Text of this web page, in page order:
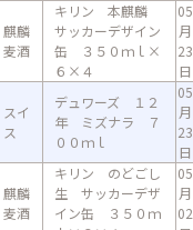
麒麟
麦酒
キリン 本麒麟
サッカーデザイン
缶 ３５０ｍｌ×
６×４
05
月
23
日
スイ
ス
デュワーズ １２
年 ミズナラ ７
００ｍｌ
05
月
23
日
麒麟
麦酒
キリン のどごし
生 サッカーデザ
イン缶 ３５０ｍ
05
月
02